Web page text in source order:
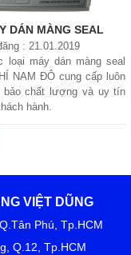
DÁN MÀNG SEAL
: 21.01.2019
loại máy dán màng seal
NAM ĐÔ cung cấp luôn
bảo chất lượng và uy tín
hành.
VIỆT DŨNG
Phú, Tp.HCM
Q.12, Tp.HCM